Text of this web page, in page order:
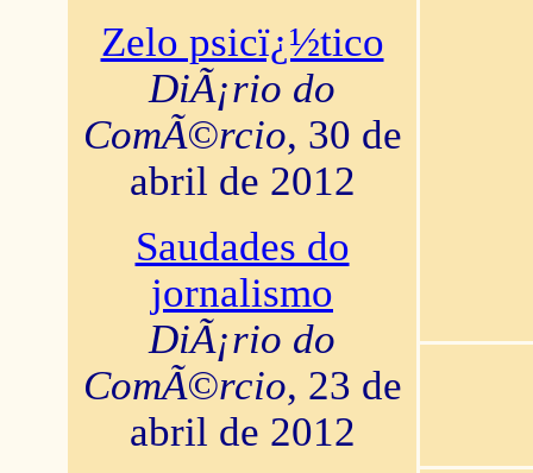
Zelo psicï¿½tico
DiÃ¡rio do
ComÃ©rcio, 30 de
abril de 2012
Saudades do
jornalismo
DiÃ¡rio do
ComÃ©rcio, 23 de
abril de 2012